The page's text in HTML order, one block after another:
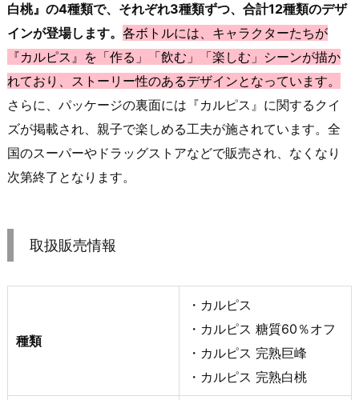
白桃』の4種類で、それぞれ3種類ずつ、合計12種類のデザ
インが登場します。 各ボトルには、キャラクターたちが
『カルピス』を「作る」「飲む」「楽しむ」シーンが描か
れており、ストーリー性のあるデザインとなっています。
さらに、パッケージの裏面には『カルピス』に関するクイ
ズが掲載され、親子で楽しめる工夫が施されています。全
国のスーパーやドラッグストアなどで販売され、なくなり
次第終了となります。
取扱販売情報
種類
・カルピス
・カルピス 糖質60％オフ
・カルピス 完熟巨峰
・カルピス 完熟白桃